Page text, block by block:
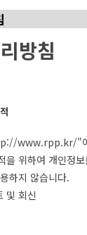
방침
www.rpp.kr/"이
위하여 개인정
하지 않습니다.
및 회신